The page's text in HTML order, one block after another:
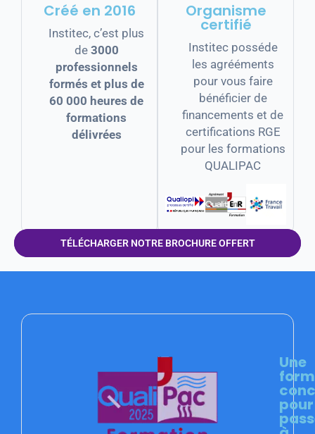
Créé en 2016
Institec, c’est plus
de 3000
professionnels
formés et plus de
60 000 heures de
formations
délivrées
Organisme
certifié
Institec posséde
les agrééments
pour vous faire
bénéficier de
financements et de
certifications RGE
pour les formations
QUALIPAC
TÉLÉCHARGER NOTRE BROCHURE OFFERT
Une
pour